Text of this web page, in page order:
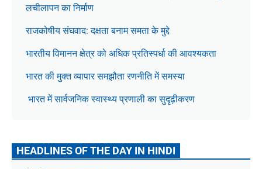
लचीलापन का निर्माण
राजकोषीय संघवाद: दक्षता बनाम समता के मुद्दे
भारतीय विमानन क्षेत्र को अधिक प्रतिस्पर्धा की आवश्यकता
भारत की मुक्त व्यापार समझौता रणनीति में समस्या
भारत में सार्वजनिक स्वास्थ्य प्रणाली का सुदृढ़ीकरण
HEADLINES OF THE DAY IN HINDI